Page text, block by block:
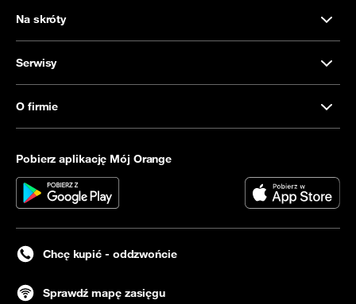
Na skróty
Serwisy
O firmie
Pobierz aplikację Mój Orange
Chcę kupić - oddzwońcie
Sprawdź mapę zasięgu